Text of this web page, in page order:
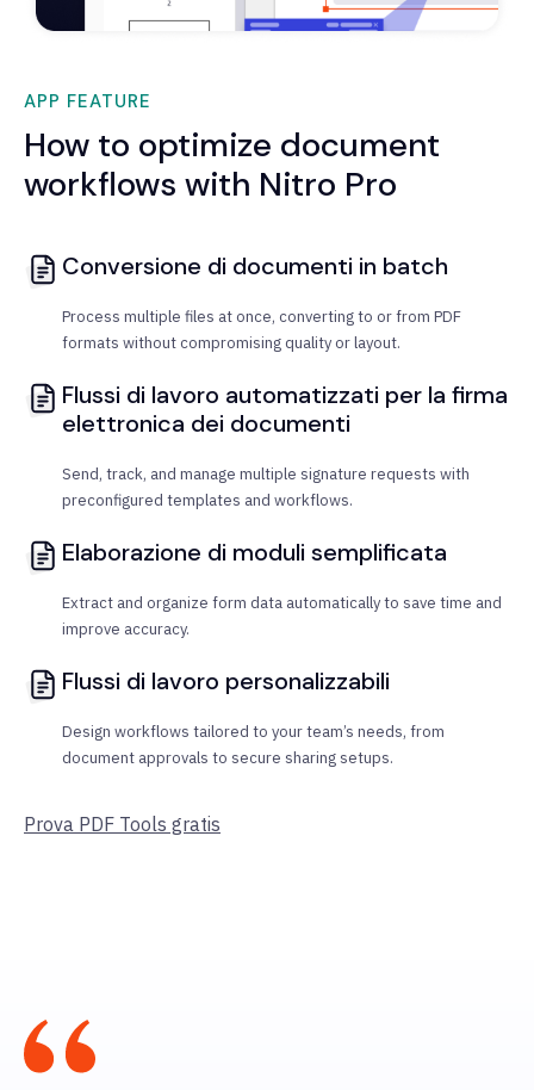
APP FEATURE
How to optimize document
workflows with Nitro Pro
Conversione di documenti in batch
Process multiple files at once, converting to or from PDF
formats without compromising quality or layout.
Flussi di lavoro automatizzati per la firma
elettronica dei documenti
Send, track, and manage multiple signature requests with
preconfigured templates and workflows.
Elaborazione di moduli semplificata
Extract and organize form data automatically to save time and
improve accuracy.
Flussi di lavoro personalizzabili
Design workflows tailored to your team’s needs, from
document approvals to secure sharing setups.
Prova PDF Tools gratis